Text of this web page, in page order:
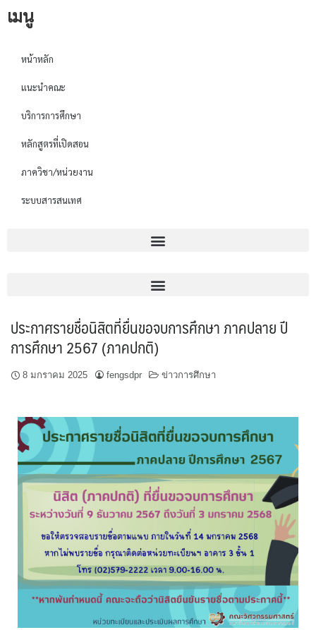
เมนู
หน้าหลัก
แนะนำคณะ
บริการการศึกษา
หลักสูตรที่เปิดสอน
ภาควิชา/หน่วยงาน
ระบบสารสนเทศ
ประกาศรายชื่อนิสิตที่ยื่นขอจบการศึกษา ภาคปลาย ปี
การศึกษา 2567 (ภาคปกติ)
8 มกราคม 2025 fengsdpr ข่าวการศึกษา